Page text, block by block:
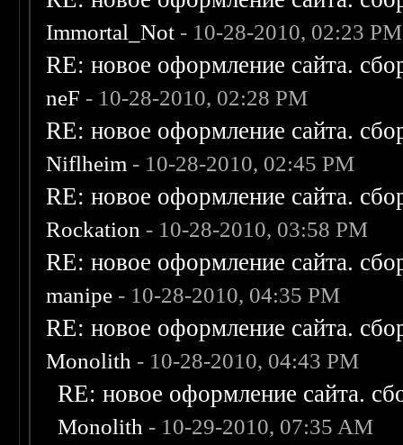
Immortal_Not - 10-28-2010, 02:23 PM
RE: новое оформление сайта.
neF - 10-28-2010, 02:28 PM
RE: новое оформление сайта.
Niflheim - 10-28-2010, 02:45 PM
RE: новое оформление сайта.
Rockation - 10-28-2010, 03:58 PM
RE: новое оформление сайта.
manipe - 10-28-2010, 04:35 PM
RE: новое оформление сайта.
Monolith - 10-28-2010, 04:43 PM
RE: новое оформление сайта.
Monolith - 10-29-2010, 07:35 AM